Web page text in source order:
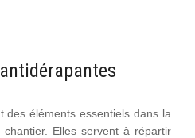
des éléments essentiels dans la
Elles servent à répartir